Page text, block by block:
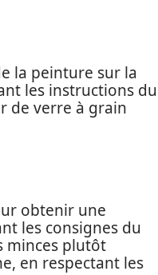
la peinture sur la
les instructions du
de verre à grain
obtenir une
les consignes du
minces plutôt
en respectant les